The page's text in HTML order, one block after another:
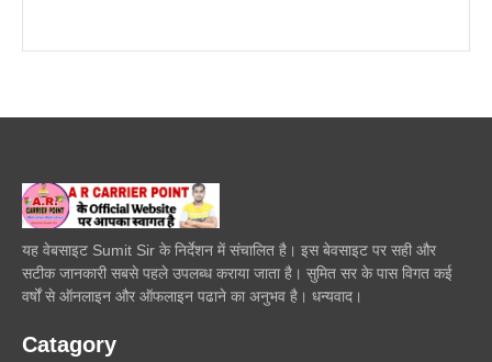
यह वेबसाइट Sumit Sir के निर्देशन में संचालित है। इस बेवसाइट पर सही और
सटीक जानकारी सबसे पहले उपलब्ध कराया जाता है। सुमित सर के पास विगत कई
वर्षों से ऑनलाइन और ऑफलाइन पढाने का अनुभव है। धन्यवाद।
Catagory